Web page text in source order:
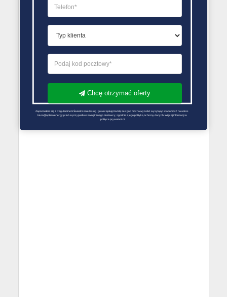
PORÓWNYWARKA OFERT GAZU
Chcę otrzymać oferty
Zapoznałem się z Regulaminem Świadczenie Usług i go akceptuję Każdą ze zgód można wycofać wysyłając wiadomość na adres
biuro@optimalenergy.pl lub w przypadku zewnętrznego dostawcy, zgodnie z jego polityką ochrony danych. Więcej informacji w
polityce prywatności